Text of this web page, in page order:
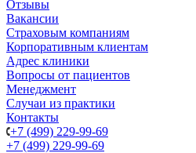
Отзывы
Вакансии
Страховым компаниям
Корпоративным клиентам
Адрес клиники
Вопросы от пациентов
Менеджмент
Случаи из практики
Контакты
+7 (499) 229-99-69
+7 (499) 229-99-69